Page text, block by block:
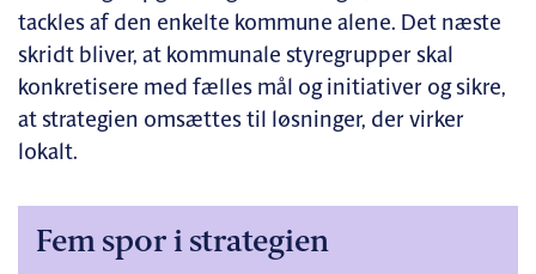
tackles af den enkelte kommune alene. Det næste
skridt bliver, at kommunale styregrupper skal
konkretisere med fælles mål og initiativer og sikre,
at strategien omsættes til løsninger, der virker
lokalt.
Fem spor i strategien